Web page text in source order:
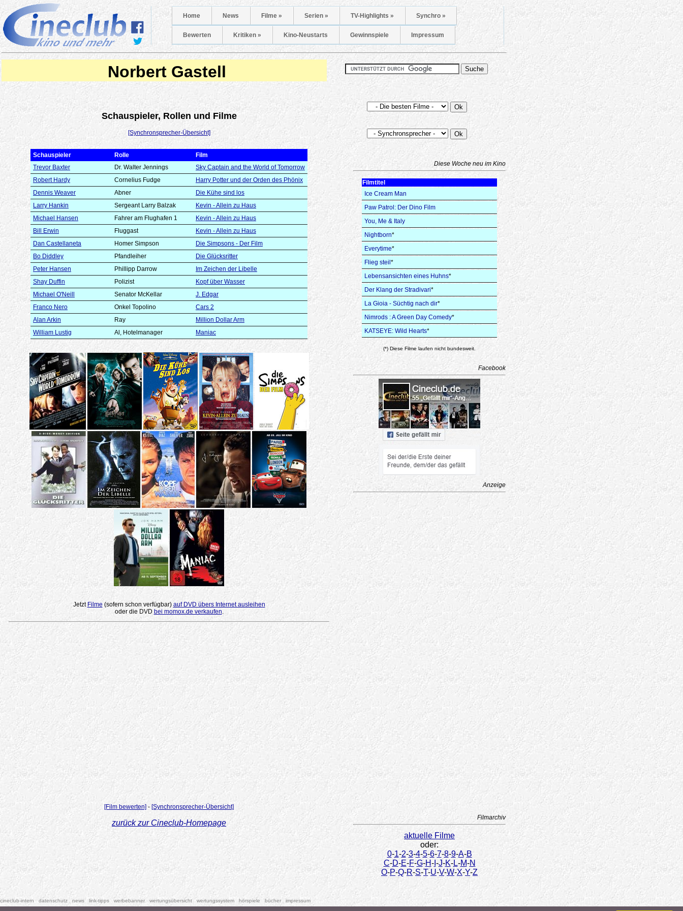
Home News Filme » Serien » TV-Highlights » Synchro »
Bewerten Kritiken » Kino-Neustarts Gewinnspiele Impressum
Norbert Gastell
Schauspieler, Rollen und Filme
[Synchronsprecher-Übersicht]
Schauspieler Rolle
Film
Trevor Baxter
Dr. Walter Jennings
Sky Captain and the World of Tomorrow
Robert Hardy
Cornelius Fudge
Harry Potter und der Orden des Phönix
Dennis Weaver
Abner
Die Kühe sind los
Larry Hankin
Sergeant Larry Balzak
Kevin - Allein zu Haus
Michael Hansen
Fahrer am Flughafen 1
Kevin - Allein zu Haus
Bill Erwin
Fluggast
Kevin - Allein zu Haus
Dan Castellaneta
Homer Simpson
Die Simpsons - Der Film
Bo Diddley
Pfandleiher
Die Glücksritter
Peter Hansen
Phillipp Darrow
Im Zeichen der Libelle
Shay Duffin
Polizist
Kopf über Wasser
Michael O'Neill
Senator McKellar
J. Edgar
Franco Nero
Onkel Topolino
Cars 2
Alan Arkin
Ray
Million Dollar Arm
William Lustig
Al, Hotelmanager Maniac
Jetzt Filme(sofern schon verfügbar) auf DVD übers Internet ausleihen
oder die DVD bei momox.de verkaufen.
[Film bewerten] - [Synchronsprecher-Übersicht]
zurück zur Cineclub-Homepage
Diese Woche neu im Kino
Filmtitel
Ice Cream Man
Paw Patrol: Der Dino Film
You, Me & Italy
Nightborn*
Everytime*
Flieg steil *
Lebensansichten eines Huhns*
Der Klang der Stradivari*
La Gioia - Süchtig nach dir*
Nimrods : A Green Day Comedy*
KATSEYE: Wild Hearts*
(*) Diese Filme laufen nicht bundesweit.
Facebook
Anzeige
Filmarchiv
aktuelle Filme
oder:
0-1-2-3-4-5-6-7-8-9-A-B
C-D-E-F-G-H-I -J-K-L-M-N
O-P-Q-R-S-T-U-V-W-X-Y-Z
cineclub-intern datenschutz news link-tipps werbebanner wertungsübersicht wertungssystem hörspiele bücher impressum